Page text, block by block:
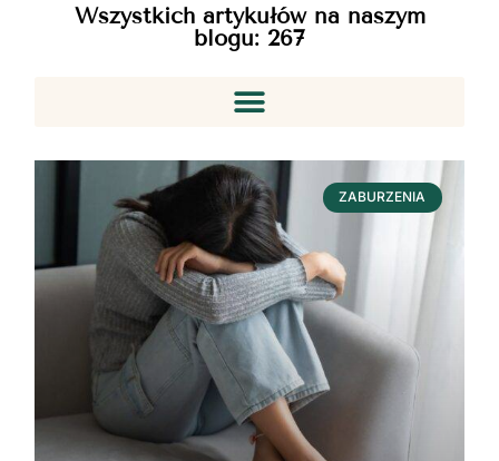
Wszystkich artykułów na naszym
blogu: 267
ZABURZENIA